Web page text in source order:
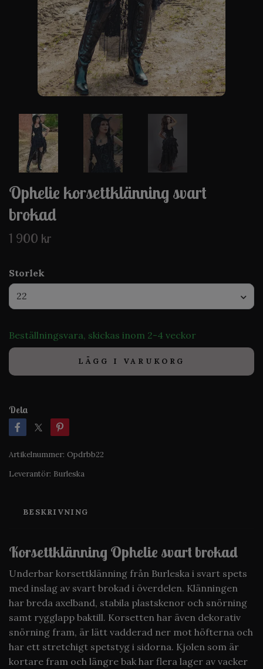
Ophelie korsettklänning svart
brokad
1 900 kr
Storlek
22
Beställningsvara, skickas inom 2-4 veckor
LÄGG I VARUKORG
Dela
Artikelnummer: Opdrbb22
Leverantör: Burleska
BESKRIVNING
Korsettklänning Ophelie svart brokad
Underbar korsettklänning från Burleska i svart spets
med inslag av svart brokad i överdelen. Klänningen
har breda axelband, stabila plastskenor och snörning
samt rygglapp baktill. Korsetten har även dekorativ
snörning fram, är lätt vadderad ner mot höfterna och
har ett stretchigt spetstyg i sidorna. Kjolen som är
kortare fram och längre bak har flera lager av vacker